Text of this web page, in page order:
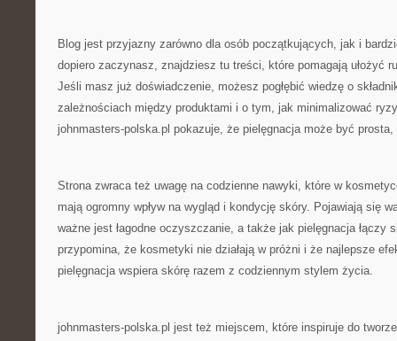
Blog jest przyjazny zarówno dla osób początkujących, jak i
dopiero zaczynasz, znajdziesz tu treści, które pomagają ułożyć
Jeśli masz już doświadczenie, możesz pogłębić wiedzę o
zależnościach między produktami i o tym, jak minimalizować
johnmasters-polska.pl pokazuje, że pielęgnacja może być
Strona zwraca też uwagę na codzienne nawyki, które w
mają ogromny wpływ na wygląd i kondycję skóry. Pojawiają się
ważne jest łagodne oczyszczanie, a także jak pielęgnacja łączy
przypomina, że kosmetyki nie działają w próżni i że najlepsze
pielęgnacja wspiera skórę razem z codziennym stylem życia.
johnmasters-polska.pl jest też miejscem, które inspiruje do